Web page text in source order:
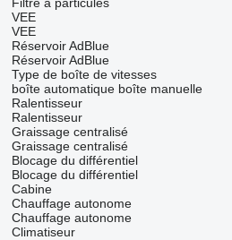
VEE
VEE
Réservoir AdBlue
Réservoir AdBlue
Type de boîte de vitesses
boîte automatique boîte manuelle
Ralentisseur
Ralentisseur
Graissage centralisé
Graissage centralisé
Blocage du différentiel
Blocage du différentiel
Cabine
Chauffage autonome
Chauffage autonome
Climatiseur